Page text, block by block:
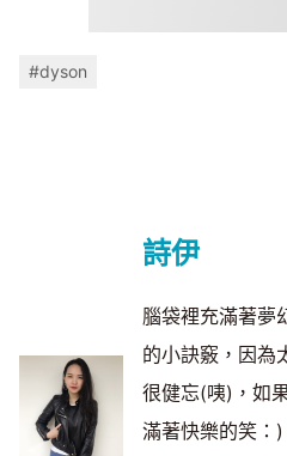
#dyson
詩伊
腦袋裡充滿著夢
的小訣竅，因為
很健忘(咦)，如
滿著快樂的笑：